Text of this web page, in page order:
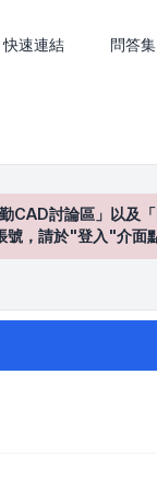
快速連結 問答集
設計技術討論區
討論區」以及
，請於"登入"介面